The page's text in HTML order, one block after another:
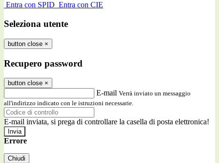
Entra con SPID Entra con CIE
Seleziona utente
button close ×
Recupero password
button close ×
E-mail Verrà inviato un messaggio
all'indirizzo indicato con le istruzioni necessarie.
E-mail inviata, si prega di controllare la casella di posta elettronica!
Errore
Chiudi